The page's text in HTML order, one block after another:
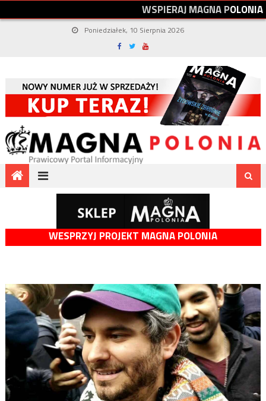
WSPIERAJMAGNAPOLONIA
Poniedziałek, 10 Sierpnia 2026
WESPRZYJ PROJEKT MAGNA POLONIA